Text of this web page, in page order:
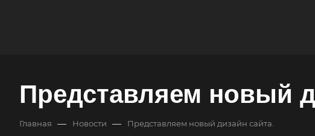
Представляем новый
Главная — Новости — Представляем новый дизайн сайта.